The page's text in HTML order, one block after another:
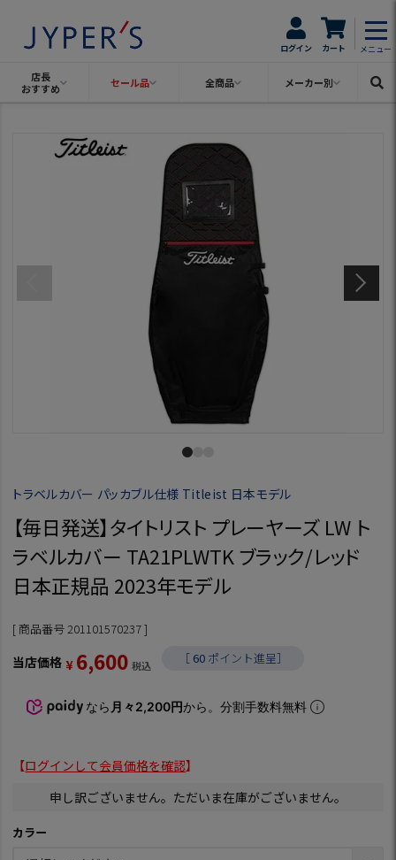
ログイン カート メニュー
店長
おすすめ
セール品 全商品 メーカー別
トラベルカバー パッカブル仕様 Titleist 日本モデル
【毎日発送】タイトリスト プレーヤーズ LW ト
ラベルカバー TA21PLWTK ブラック/レッド
日本正規品 2023年モデル
商品番号 201101570237
当店価格 ¥ 6,600 税込 ［ 60 ポイント進呈］
なら 月々2,200円から。分割手数料無料
【ログインして会員価格を確認】
申し訳ございません。ただいま在庫がございません。
カラー